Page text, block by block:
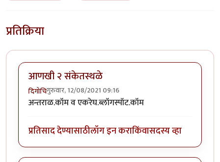
प्रतिक्रिया
आणखी २ संकेतस्थळे
दिगोचिगुरुवार, 12/08/2021 09:16
अन्तराळ.कॉम व एकरेघ.ब्लॉगस्पॉट.कॉम
प्रतिसाद देण्यासाठीलॉग इन कराकिंवासदस्य व्हा